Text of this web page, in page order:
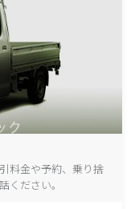
料金や予約、乗り捨
ください。